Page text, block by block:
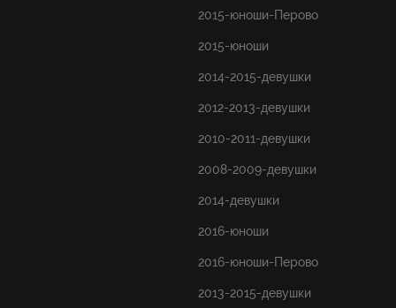
2015-юноши-Перово
2015-юноши
2014-2015-девушки
2012-2013-девушки
2010-2011-девушки
2008-2009-девушки
2014-девушки
2016-юноши
2016-юноши-Перово
2013-2015-девушки